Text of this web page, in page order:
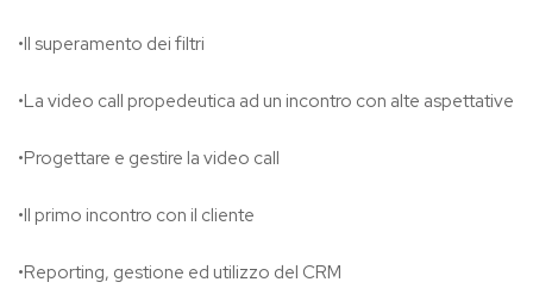
•Il superamento dei filtri
•La video call propedeutica ad un incontro con alte aspettative
•Progettare e gestire la video call
•Il primo incontro con il cliente
•Reporting, gestione ed utilizzo del CRM